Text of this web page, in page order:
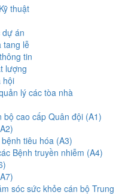
thuật
dự án
tang lễ
tin
lượng
hội
lý các tòa nhà
bộ cao cấp Quân đội (A1)
tiêu hóa (A3)
Bệnh truyền nhiễm (A4)
sóc sức khỏe cán bộ Trung